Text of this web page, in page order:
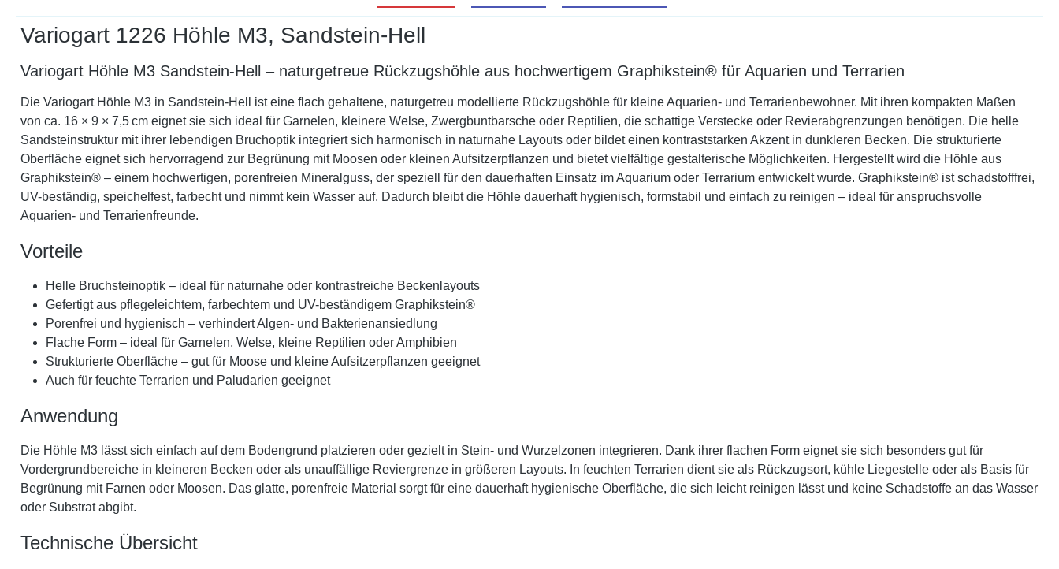
Variogart 1226 Höhle M3, Sandstein-Hell
Variogart Höhle M3 Sandstein-Hell – naturgetreue Rückzugshöhle aus hochwertigem Graphikstein® für Aquarien und Terrarien
Die Variogart Höhle M3 in Sandstein-Hell ist eine flach gehaltene, naturgetreu modellierte Rückzugshöhle für kleine Aquarien- und Terrarienbewohner. Mit ihren kompakten Maßen
von ca. 16 × 9 × 7,5 cm eignet sie sich ideal für Garnelen, kleinere Welse, Zwergbuntbarsche oder Reptilien, die schattige Verstecke oder Revierabgrenzungen benötigen. Die helle
Sandsteinstruktur mit ihrer lebendigen Bruchoptik integriert sich harmonisch in naturnahe Layouts oder bildet einen kontraststarken Akzent in dunkleren Becken. Die strukturierte
Oberfläche eignet sich hervorragend zur Begrünung mit Moosen oder kleinen Aufsitzerpflanzen und bietet vielfältige gestalterische Möglichkeiten. Hergestellt wird die Höhle aus
Graphikstein® – einem hochwertigen, porenfreien Mineralguss, der speziell für den dauerhaften Einsatz im Aquarium oder Terrarium entwickelt wurde. Graphikstein® ist schadstofffrei,
UV-beständig, speichelfest, farbecht und nimmt kein Wasser auf. Dadurch bleibt die Höhle dauerhaft hygienisch, formstabil und einfach zu reinigen – ideal für anspruchsvolle
Aquarien- und Terrarienfreunde.
Vorteile
Helle Bruchsteinoptik – ideal für naturnahe oder kontrastreiche Beckenlayouts
Gefertigt aus pflegeleichtem, farbechtem und UV-beständigem Graphikstein®
Porenfrei und hygienisch – verhindert Algen- und Bakterienansiedlung
Flache Form – ideal für Garnelen, Welse, kleine Reptilien oder Amphibien
Strukturierte Oberfläche – gut für Moose und kleine Aufsitzerpflanzen geeignet
Auch für feuchte Terrarien und Paludarien geeignet
Anwendung
Die Höhle M3 lässt sich einfach auf dem Bodengrund platzieren oder gezielt in Stein- und Wurzelzonen integrieren. Dank ihrer flachen Form eignet sie sich besonders gut für
Vordergrundbereiche in kleineren Becken oder als unauffällige Reviergrenze in größeren Layouts. In feuchten Terrarien dient sie als Rückzugsort, kühle Liegestelle oder als Basis für
Begrünung mit Farnen oder Moosen. Das glatte, porenfreie Material sorgt für eine dauerhaft hygienische Oberfläche, die sich leicht reinigen lässt und keine Schadstoffe an das Wasser
oder Substrat abgibt.
Technische Übersicht